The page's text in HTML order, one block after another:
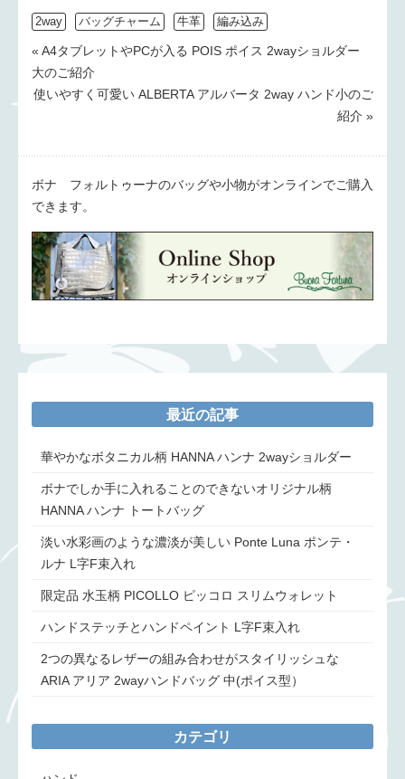
2way バッグチャーム 牛革 編み込み
« A4タブレットやPCが入る POIS ポイス 2wayショルダー
大のご紹介
使いやすく可愛い ALBERTA アルバータ 2way ハンド小のご
紹介 »
ボナ フォルトゥーナのバッグや小物がオンラインでご購入
できます。
最近の記事
華やかなボタニカル柄 HANNA ハンナ 2wayショルダー
ボナでしか手に入れることのできないオリジナル柄
HANNA ハンナ トートバッグ
淡い水彩画のような濃淡が美しい Ponte Luna ポンテ・
ルナ L字F束入れ
限定品 水玉柄 PICOLLO ピッコロ スリムウォレット
ハンドステッチとハンドペイント L字F束入れ
2つの異なるレザーの組み合わせがスタイリッシュな
ARIA アリア 2wayハンドバッグ 中(ポイス型）
カテゴリ